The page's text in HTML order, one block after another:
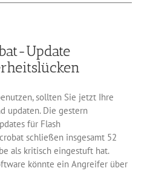
Update
sollten Sie jetzt Ihre
updaten. Die gestern
für Flash
schließen insgesamt 52
als kritisch eingestuft hat.
könnte ein Angreifer über